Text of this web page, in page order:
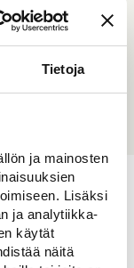
Tietoja
ja mainosten
Lisäksi
ja analytiikka-
käytät
näitä